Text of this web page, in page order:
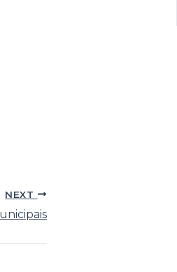
NEXT